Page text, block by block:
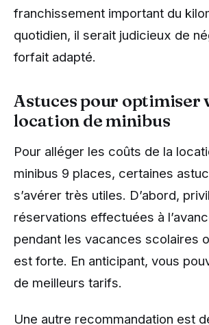
franchissement important du
quotidien, il serait judicieux de
forfait adapté.
Astuces pour optimiser
location de minibus
Pour alléger les coûts de la
minibus 9 places, certaines
s’avérer très utiles. D’abord,
réservations effectuées à
pendant les vacances scolaires
est forte. En anticipant, vous
de meilleurs tarifs.
Une autre recommandation est